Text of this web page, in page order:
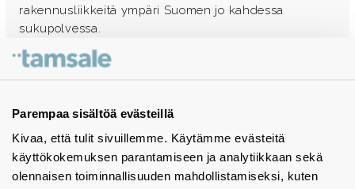
Parempaa sisältöä evästeillä
Kivaa, että tulit sivuillemme. Käytämme evästeitä
käyttökokemuksen parantamiseen ja analytiikkaan sekä
olennaisen toiminnallisuuden mahdollistamiseksi, kuten
rakennusliikkeitä ympäri Suomen jo kahdessa
sukupolvessa.
Ota yhteyttä - autamme mielellämme
Tuotekuvastot
Instagram
BIM-objektit